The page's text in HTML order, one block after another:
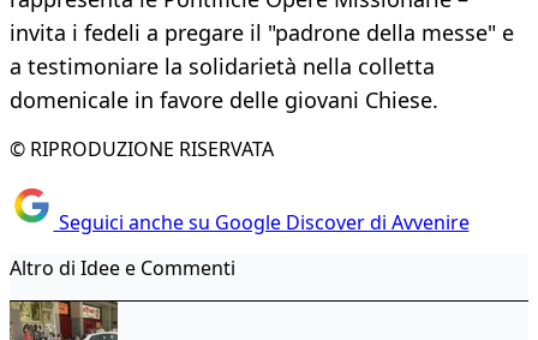
invita i fedeli a pregare il "padrone della messe" e
a testimoniare la solidarietà nella colletta
domenicale in favore delle giovani Chiese.
© RIPRODUZIONE RISERVATA
Seguici anche su Google Discover di Avvenire
Altro di Idee e Commenti